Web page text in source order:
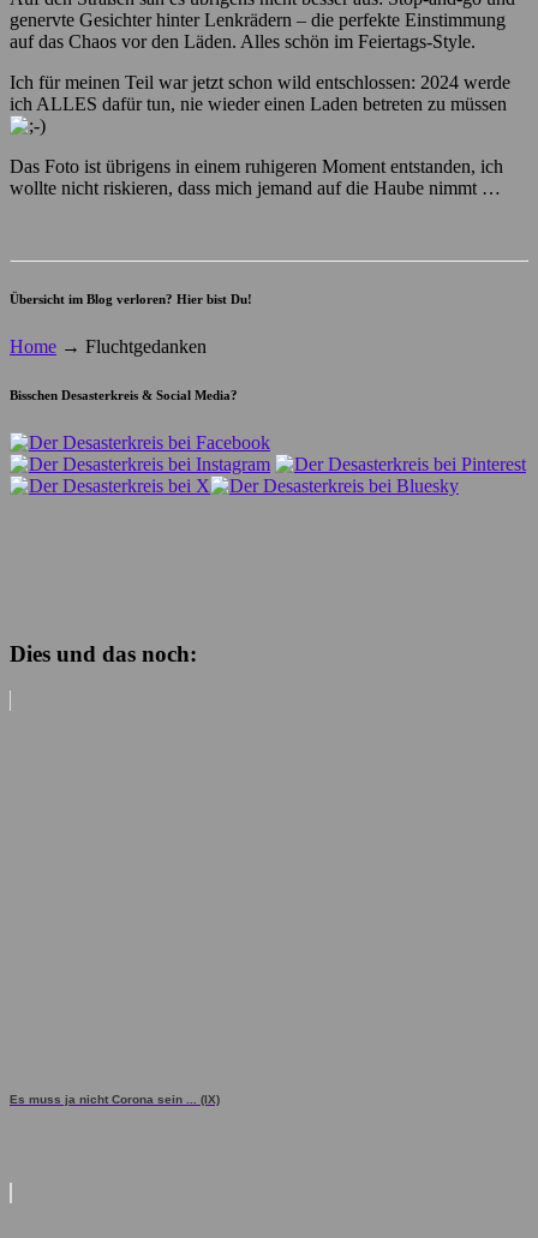
genervte Gesichter hinter Lenkrädern – die perfekte Einstimmung
auf das Chaos vor den Läden. Alles schön im Feiertags-Style.
Ich für meinen Teil war jetzt schon wild entschlossen: 2024 werde
ich ALLES dafür tun, nie wieder einen Laden betreten zu müssen
Das Foto ist übrigens in einem ruhigeren Moment entstanden, ich
wollte nicht riskieren, dass mich jemand auf die Haube nimmt …
Übersicht im Blog verloren? Hier bist Du!
Home → Fluchtgedanken
Bisschen Desasterkreis & Social Media?
Dies und das noch:
Es muss ja nicht Corona sein ... (IX)